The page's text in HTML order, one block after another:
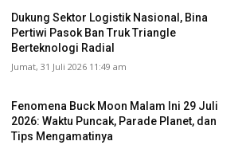
Dukung Sektor Logistik Nasional, Bina
Pertiwi Pasok Ban Truk Triangle
Berteknologi Radial
Jumat, 31 Juli 2026 11:49 am
Fenomena Buck Moon Malam Ini 29 Juli
2026: Waktu Puncak, Parade Planet, dan
Tips Mengamatinya